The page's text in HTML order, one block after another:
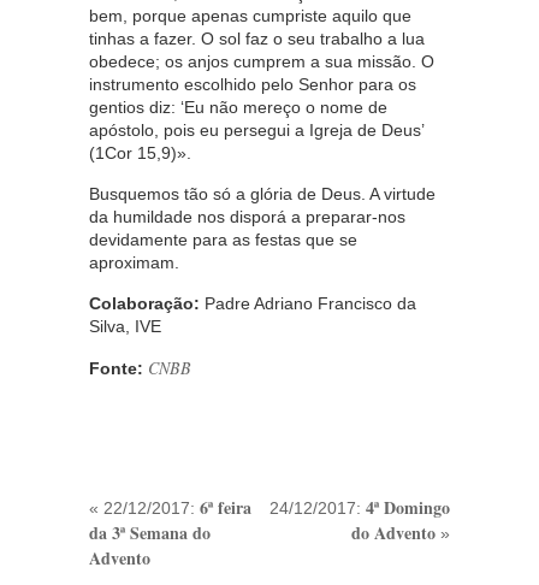
bem, porque apenas cumpriste aquilo que
tinhas a fazer. O sol faz o seu trabalho a lua
obedece; os anjos cumprem a sua missão. O
instrumento escolhido pelo Senhor para os
gentios diz: ‘Eu não mereço o nome de
apóstolo, pois eu persegui a Igreja de Deus’
(1Cor 15,9)».
Busquemos tão só a glória de Deus. A virtude
da humildade nos disporá a preparar-nos
devidamente para as festas que se
aproximam.
Colaboração: Padre Adriano Francisco da
Silva, IVE
Fonte: CNBB
« 22/12/2017: 6ª feira
da 3ª Semana do
Advento
24/12/2017: 4ª Domingo
do Advento »